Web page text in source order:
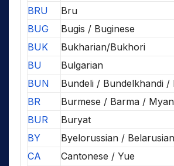
BRU
Bru
BUG
Bugis / Buginese
BUK
Bukharian/Bukhori
BU
Bulgarian
BUN
Bundeli / Bundelkhandi /
BR
Burmese / Barma /
BUR
Buryat
BY
Byelorussian / Belarusian
CA
Cantonese / Yue